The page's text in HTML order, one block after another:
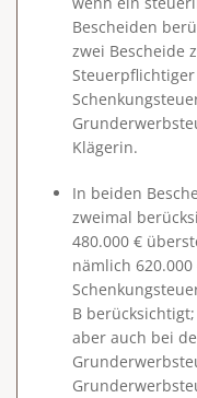
Bescheiden
zwei Bescheide
Klägerin.
In beiden
zweimal
480.000 €
nämlich
B
aber auch bei